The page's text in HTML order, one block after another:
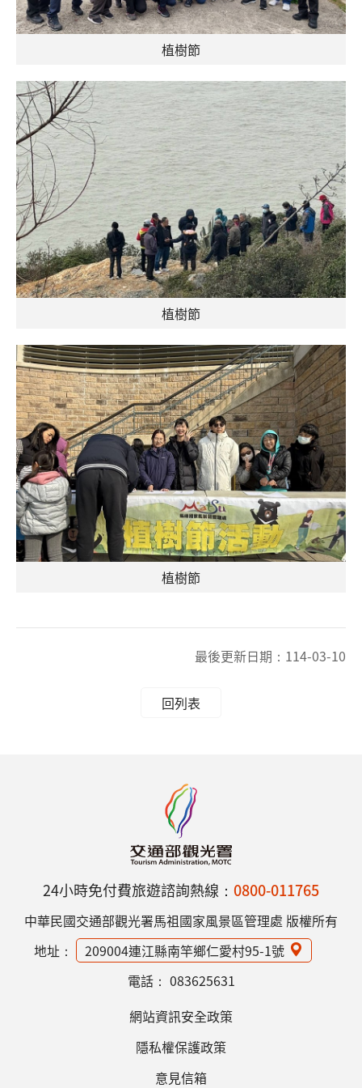
植樹節
植樹節
植樹節
最後更新日期： 114-03-10
回列表
24小時免付費旅遊諮詢熱線： 0800-011765
中華民國交通部觀光署馬祖國家風景區管理處 版權所有
地址：
209004連江縣南竿鄉仁愛村95-1號
電話： 083625631
網站資訊安全政策
隱私權保護政策
意見信箱